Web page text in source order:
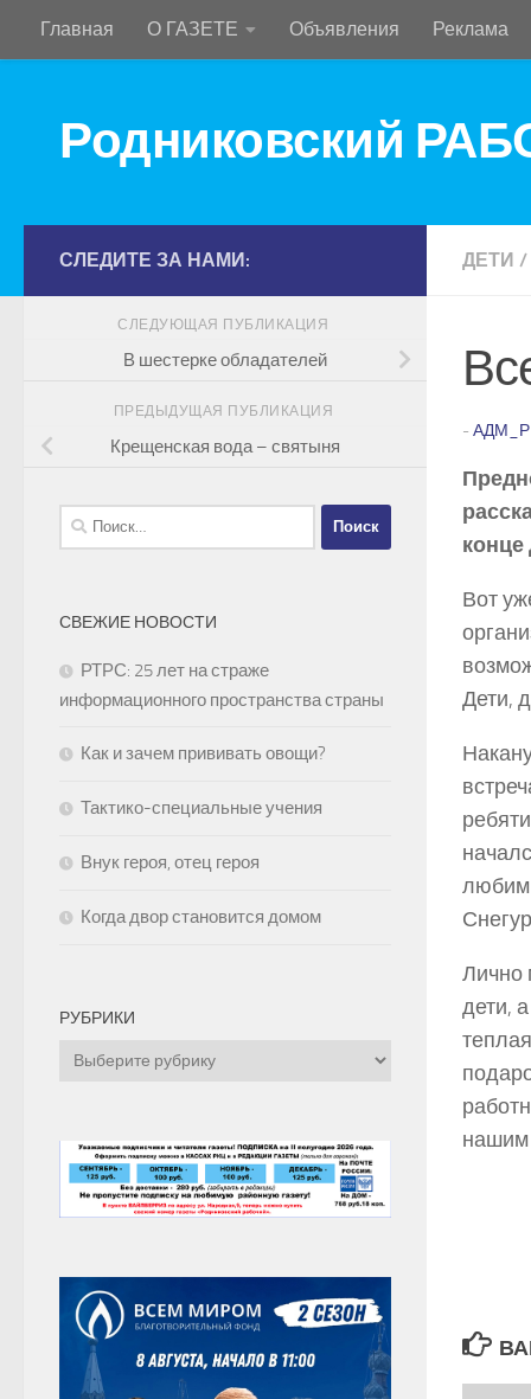
Перейти к содержимому
Главная О ГАЗЕТЕ Объявления Реклама
Родниковский
ДЕТИ /
-
конце
Вот
Дети,
Лично
дети,
нашим
СЛЕДИТЕ ЗА НАМИ:
СЛЕДУЮЩАЯ ПУБЛИКАЦИЯ
В шестерке обладателей
ПРЕДЫДУЩАЯ ПУБЛИКАЦИЯ
Крещенская вода – святыня
Найти:
СВЕЖИЕ НОВОСТИ
РТРС: 25 лет на страже
информационного пространства страны
Как и зачем прививать овощи?
Тактико-специальные учения
Внук героя, отец героя
Когда двор становится домом
РУБРИКИ
Рубрики